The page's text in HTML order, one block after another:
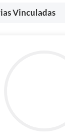
Vinculadas